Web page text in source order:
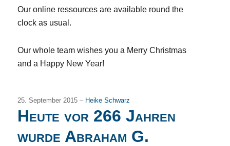
Our online ressources are available round the
clock as usual.
Our whole team wishes you a Merry Christmas
and a Happy New Year!
25. September 2015 – Heike Schwarz
Heute vor 266 Jahren
wurde Abraham G.